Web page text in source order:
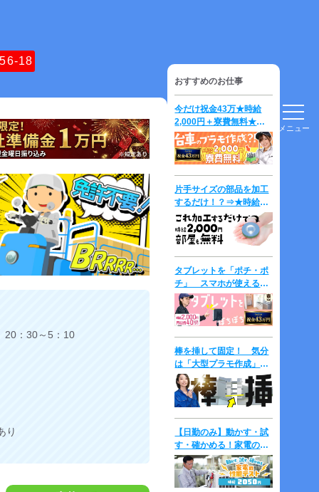
メニュー
18
20：30～5：10
り
おすすめのお仕事
今だけ祝金43万★時給
2,000円＋寮費無料★台
車の「プラモデル」を作
成して運ぶだけ？！
片手サイズの部品を加工
するだけ！？⇒★時給
2000円＋寮費無料★
タブレットを「ポチ・ポ
チ」 スマホが使える方
は即戦力？！ 時給
2,300円！
棒を挿して固定！ 気分
は「大型プラモ作成」⇒
時給2,000円！
【日勤のみ】動かす・試
す・確かめる！家電の性
能テスト♪未経験歓迎！
マニュアル完備◎